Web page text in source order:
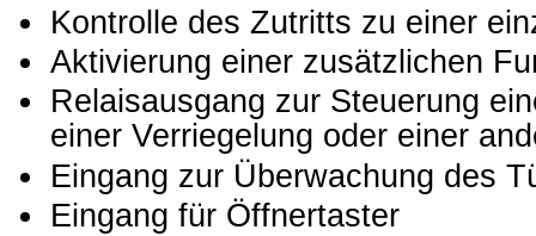
Kontrolle des Zutritts zu einer
Aktivierung einer zusätzlichen
Relaisausgang zur Steuerung
einer Verriegelung oder einer
Eingang zur Überwachung des
Eingang für Öffnertaster